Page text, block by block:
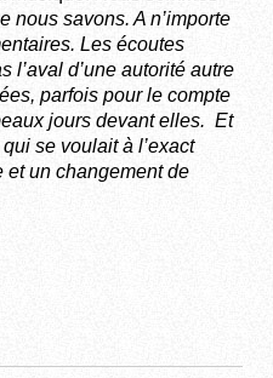
savons. A n’importe
Les écoutes
d’une autorité autre
parfois pour le compte
jours devant elles. Et
se voulait à l’exact
et un changement de